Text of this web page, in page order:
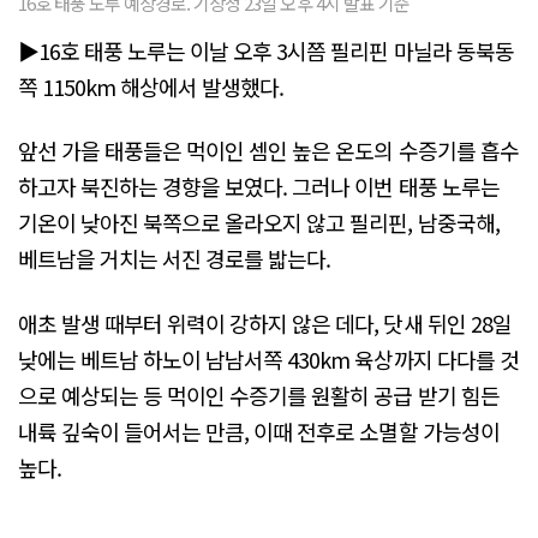
▶16호 태풍 노루는 이날 오후 3시쯤 필리핀 마닐라 동북동
쪽 1150km 해상에서 발생했다.
앞선 가을 태풍들은 먹이인 셈인 높은 온도의 수증기를 흡수
하고자 북진하는 경향을 보였다. 그러나 이번 태풍 노루는
기온이 낮아진 북쪽으로 올라오지 않고 필리핀, 남중국해,
베트남을 거치는 서진 경로를 밟는다.
애초 발생 때부터 위력이 강하지 않은 데다, 닷새 뒤인 28일
낮에는 베트남 하노이 남남서쪽 430km 육상까지 다다를 것
으로 예상되는 등 먹이인 수증기를 원활히 공급 받기 힘든
내륙 깊숙이 들어서는 만큼, 이때 전후로 소멸할 가능성이
높다.